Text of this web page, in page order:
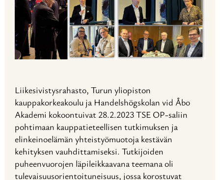
Liikesivistysrahasto, Turun yliopiston
kauppakorkeakoulu ja Handelshögskolan vid Åbo
Akademi kokoontuivat 28.2.2023 TSE OP-saliin
pohtimaan kauppatieteellisen tutkimuksen ja
elinkeinoelämän yhteistyömuotoja kestävän
kehityksen vauhdittamiseksi. Tutkijoiden
puheenvuorojen läpileikkaavana teemana oli
tulevaisuusorientoituneisuus, jossa korostuvat